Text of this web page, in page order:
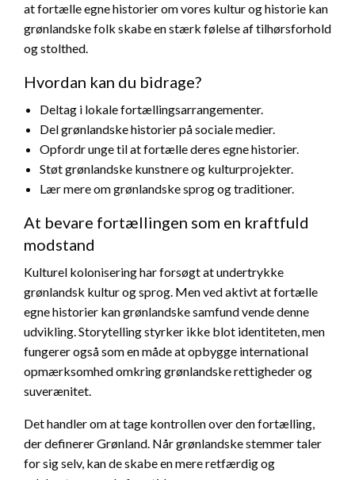
at fortælle egne historier om vores kultur og historie kan
grønlandske folk skabe en stærk følelse af tilhørsforhold
og stolthed.
Hvordan kan du bidrage?
Deltag i lokale fortællingsarrangementer.
Del grønlandske historier på sociale medier.
Opfordr unge til at fortælle deres egne historier.
Støt grønlandske kunstnere og kulturprojekter.
Lær mere om grønlandske sprog og traditioner.
At bevare fortællingen som en kraftfuld
modstand
Kulturel kolonisering har forsøgt at undertrykke
grønlandsk kultur og sprog. Men ved aktivt at fortælle
egne historier kan grønlandske samfund vende denne
udvikling. Storytelling styrker ikke blot identiteten, men
fungerer også som en måde at opbygge international
opmærksomhed omkring grønlandske rettigheder og
suverænitet.
Det handler om at tage kontrollen over den fortælling,
der definerer Grønland. Når grønlandske stemmer taler
for sig selv, kan de skabe en mere retfærdig og